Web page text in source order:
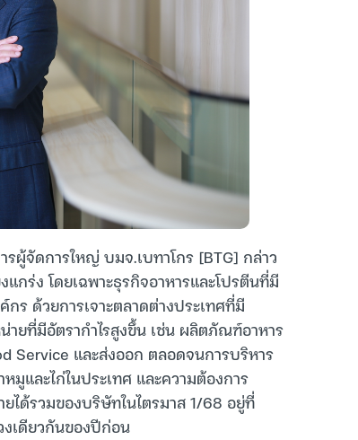
ผู้จัดการใหญ่ บมจ.เบทาโกร [BTG] กล่าว
แกร่ง โดยเฉพาะธุรกิจอาหารและโปรตีนที่มี
ร ด้วยการเจาะตลาดต่างประเทศที่มี
ยที่มีอัตรากำไรสูงขึ้น เช่น ผลิตภัณฑ์อาหาร
Service และส่งออก ตลอดจนการบริหาร
และไก่ในประเทศ และความต้องการ
ได้รวมของบริษัทในไตรมาส 1/68 อยู่ที่
งเดียวกันของปีก่อน